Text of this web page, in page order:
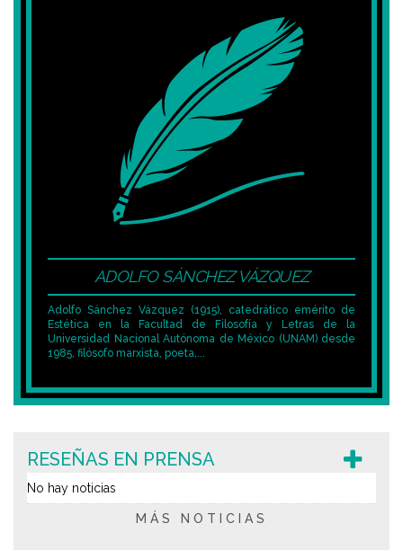
ADOLFO SÁNCHEZ VÁZQUEZ
Adolfo Sánchez Vázquez (1915), catedrático emérito de
Estética en la Facultad de Filosofía y Letras de la
Universidad Nacional Autónoma de México (UNAM) desde
1985, filósofo marxista, poeta,...
RESEÑAS EN PRENSA
No hay noticias
MÁS NOTICIAS